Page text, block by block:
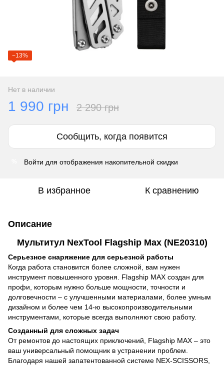
−13%
Нет в наличии
1 990 грн 2 290 грн
Сообщить, когда появится
Войти для отображения накопительной скидки
В избранное К сравнению
Описание
Мультитул NexTool Flagship Max (NE20310)
Серьезное снаряжение для серьезной работы
Когда работа становится более сложной, вам нужен
инструмент повышенного уровня. Flagship MAX создан для
профи, которым нужно больше мощности, точности и
долговечности – с улучшенными материалами, более умным
дизайном и более чем 14-ю высокопроизводительными
инструментами, которые всегда выполняют свою работу.
Созданный для сложных задач
От ремонтов до настоящих приключений, Flagship MAX – это
ваш универсальный помощник в устранении проблем.
Благодаря нашей запатентованной системе NEX-SCISSORS,